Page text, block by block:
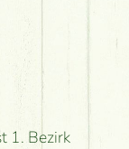
1. Bezirk